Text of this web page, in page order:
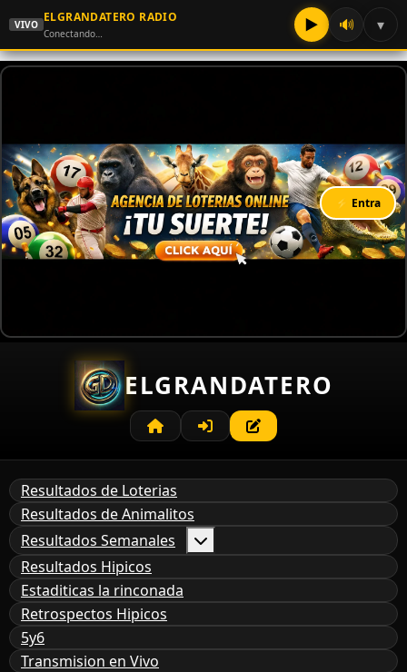
VIVO
ELGRANDATERO RADIO
Conectando… ▶ 🔊 ▾
⚡ Entra
ELGRANDATERO
Resultados de Loterias
Resultados de Animalitos
Resultados Semanales
Resultados Hipicos
Estaditicas la rinconada
Retrospectos Hipicos
5y6
Transmision en Vivo